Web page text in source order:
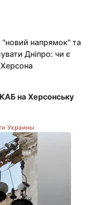
"новий напрямок" та
Дніпро: чи є
на Херсонську